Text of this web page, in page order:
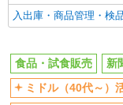
入出庫・商品管理・検
食品・試食販売 新
ミドル（40代～）